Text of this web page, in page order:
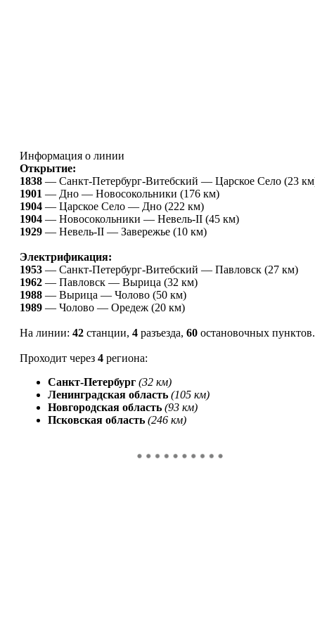
Информация о линии
Открытие:
1838 — Санкт-Петербург-Витебский — Царское Село (23
1901 — Дно — Новосокольники (176 км)
1904 — Царское Село — Дно (222 км)
1904 — Новосокольники — Невель-II (45 км)
1929 — Невель-II — Завережье (10 км)
Электрификация:
1953 — Санкт-Петербург-Витебский — Павловск (27 км)
1962 — Павловск — Вырица (32 км)
1988 — Вырица — Чолово (50 км)
1989 — Чолово — Оредеж (20 км)
На линии: 42 станции, 4 разъезда, 60 остановочных пунктов.
Проходит через 4 региона:
Санкт-Петербург (32 км)
Ленинградская область (105 км)
Новгородская область (93 км)
Псковская область (246 км)